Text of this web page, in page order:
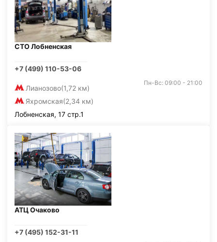
СТО Лобненская
+7 (499) 110-53-06
Лианозово(1,72 км)
Яхромская(2,34 км)
Пн-Вс: 09:00 - 21:00
Лобненская, 17 стр.1
АТЦ Очаково
+7 (495) 152-31-11